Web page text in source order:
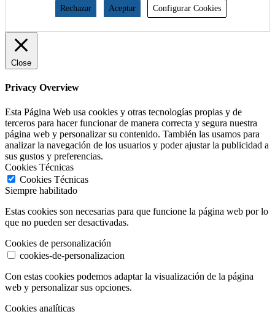
Rechazar Aceptar Configurar Cookies
Close
Privacy Overview
Esta Página Web usa cookies y otras tecnologías propias y de
terceros para hacer funcionar de manera correcta y segura nuestra
página web y personalizar su contenido. También las usamos para
analizar la navegación de los usuarios y poder ajustar la publicidad a
sus gustos y preferencias.
Cookies Técnicas
Cookies Técnicas
Siempre habilitado
Estas cookies son necesarias para que funcione la página web por lo
que no pueden ser desactivadas.
Cookies de personalización
cookies-de-personalizacion
Con estas cookies podemos adaptar la visualización de la página
web y personalizar sus opciones.
Cookies analíticas